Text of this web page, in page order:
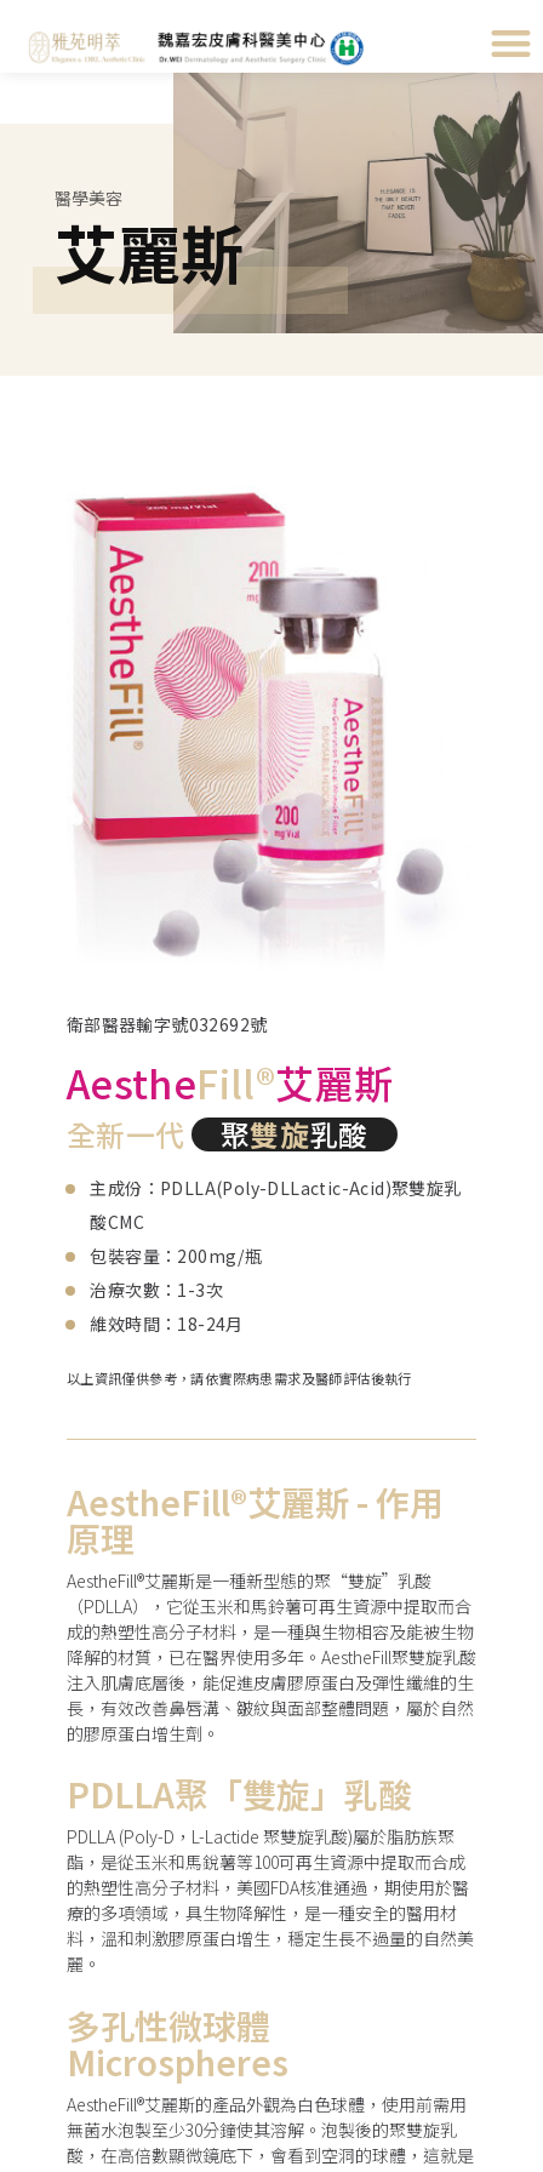
醫學美容
艾麗斯
衛部醫器輸字號032692號
AestheFill®艾麗斯
全新一代 聚雙旋乳酸
主成份： PDLLA(Poly-DLLactic-Acid)聚雙旋乳
酸CMC
包裝容量： 200mg/瓶
治療次數： 1-3次
維效時間： 18-24月
以上資訊僅供參考，請依實際病患需求及醫師評估後執行
AestheFill®艾麗斯 - 作用
原理
AestheFill®艾麗斯是一種新型態的聚“雙旋”乳酸
（PDLLA），它從玉米和馬鈴薯可再生資源中提取而合
成的熱塑性高分子材料，是一種與生物相容及能被生物
降解的材質，已在醫界使用多年。AestheFill聚雙旋乳酸
注入肌膚底層後，能促進皮膚膠原蛋白及彈性纖維的生
長，有效改善鼻唇溝、皺紋與面部整體問題，屬於自然
的膠原蛋白增生劑。
PDLLA聚「雙旋」乳酸
PDLLA (Poly-D，L-Lactide 聚雙旋乳酸)屬於脂肪族聚
酯，是從玉米和馬銳薯等100可再生資源中提取而合成
的熱塑性高分子材料，美國FDA核准通過，期使用於醫
療的多項領域，具生物降解性，是一種安全的醫用材
料，溫和刺激膠原蛋白增生，穩定生長不過量的自然美
麗。
多孔性微球體
Microspheres
AestheFill®艾麗斯的產品外觀為白色球體，使用前需用
無菌水泡製至少30分鐘使其溶解。泡製後的聚雙旋乳
酸，在高倍數顯微鏡底下，會看到空洞的球體，這就是